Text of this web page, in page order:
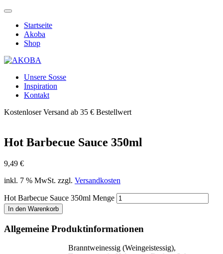
Startseite
Akoba
Shop
Unsere Sosse
Inspiration
Kontakt
Kostenloser Versand ab 35 € Bestellwert
Hot Barbecue Sauce 350ml
9,49 €
inkl. 7 % MwSt. zzgl. Versandkosten
Hot Barbecue Sauce 350ml Menge
In den Warenkorb
Allgemeine Produktinformationen
Branntweinessig (Weingeistessig),